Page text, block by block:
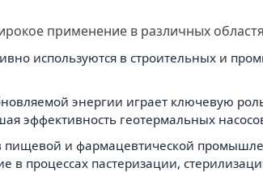
применение в различных
используются в строительных и
энергии играет ключевую
эффективность геотермальных
и фармацевтической
в процессах пастеризации,